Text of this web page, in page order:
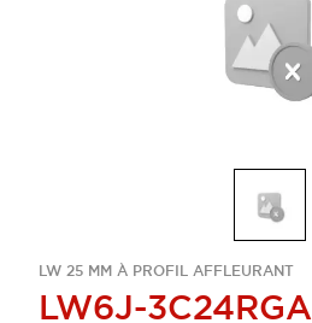
LW 25 MM À PROFIL AFFLEURANT
LW6J-3C24RGA